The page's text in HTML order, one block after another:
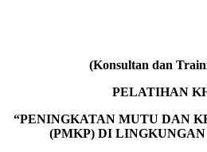
(Konsultan dan
PELATIHAN
“PENINGKATAN MUTU DAN
(PMKP) DI